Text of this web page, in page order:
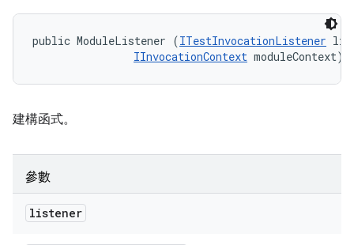
public ModuleListener (ITestInvocationListener
IInvocationContext moduleContext)
建構函式。
參數
listener